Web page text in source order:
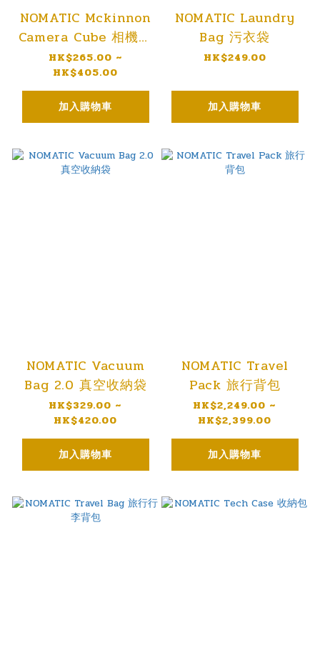
NOMATIC Mckinnon
Camera Cube 相機內
膽
HK$265.00 ~
HK$405.00
加入購物車
NOMATIC Laundry
Bag 污衣袋
HK$249.00
加入購物車
NOMATIC Vacuum
Bag 2.0 真空收納袋
HK$329.00 ~
HK$420.00
加入購物車
NOMATIC Travel
Pack 旅行背包
HK$2,249.00 ~
HK$2,399.00
加入購物車